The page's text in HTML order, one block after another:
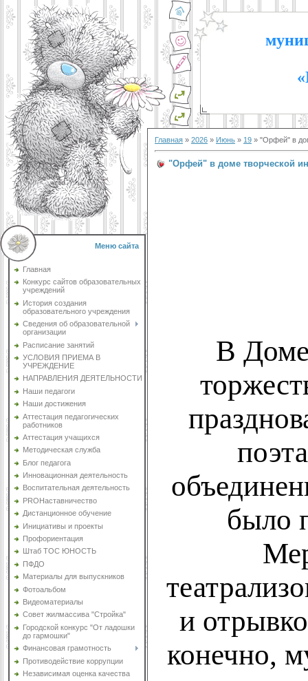
Меню сайта
Главная
Конкурс сайтов образовательных
учреждений
История создания
образовательного учреждения
Сведения об образовательной
организации
Расписание занятий
УСЛОВИЯ ПРИЕМА В
УЧРЕЖДЕНИЕ
НАПРАВЛЕНИЯ ДЕЯТЕЛЬНОСТИ
Наши педагоги
Наши достижения
Аттестация педагогических
работников
Аттестация учащихся
Методическая служба
Блог педагога
Инновационная деятельность
Воспитательная деятельность
PROНаставничество
Дистанционное обучение
Инициативы и проекты
Профориентация
Штаб ТОС ЮНОСТЬ
ПФДО
Материалы для выпускников
Фотоальбом
Видеоматериалы
Совет жилмассива "Стройка"
Городской конкурс "От ладошки
до гармошки"
Финансовая грамотность
Противодействие коррупции
Независимая оценка качества
Главная » 2026 » Июнь » 19 » "Орфей" в
"Орфей" в доме творческой
В Доме
было
и
конечно,